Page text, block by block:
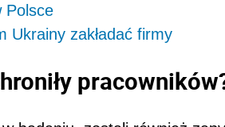
Polsce
Ukrainy zakładać firmy